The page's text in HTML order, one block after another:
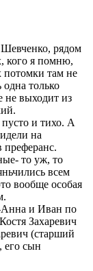
Шевченко, рядом
кого я помню,
потомки там не
только
не выходит из
и тихо. А
на
преферанс.
то уж, то
всем
вообще особая
и Иван по
Захаревич
(старший
его сын